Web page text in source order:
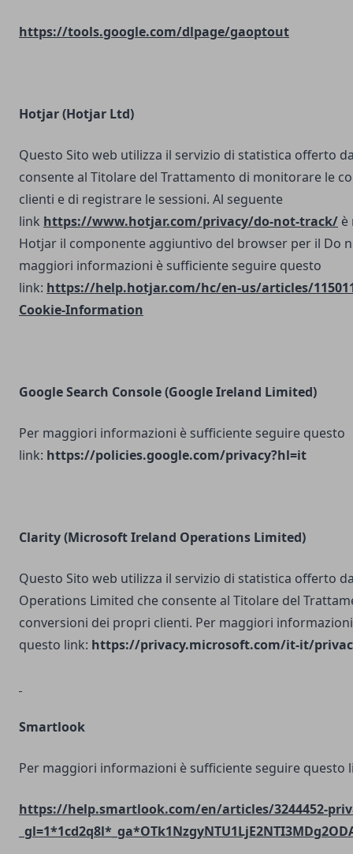
https://tools.google.com/dlpage/gaoptout
Hotjar (Hotjar Ltd)
Questo Sito web utilizza il servizio di statistica offerto
consente al Titolare del Trattamento di monitorare le
clienti e di registrare le sessioni. Al seguente
link https://www.hotjar.com/privacy/do-not-track/ è
Hotjar il componente aggiuntivo del browser per il Do
maggiori informazioni è sufficiente seguire questo
link: https://help.hotjar.com/hc/en-us/articles/
Cookie-Information
Google Search Console(Google Ireland Limited)
Per maggiori informazioni è sufficiente seguire questo
link: https://policies.google.com/privacy?hl=it
Clarity (Microsoft Ireland Operations Limited)
Questo Sito web utilizza il servizio di statistica offerto
Operations Limited che consente al Titolare del
conversioni dei propri clienti. Per maggiori
questo link: https://privacy.microsoft.com/it-it/
Smartlook
Per maggiori informazioni è sufficiente seguire questo
https://help.smartlook.com/en/articles/3244452-